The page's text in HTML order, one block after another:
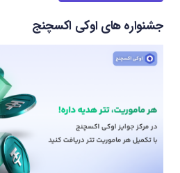
جشنواره های اوکی اکسچنج